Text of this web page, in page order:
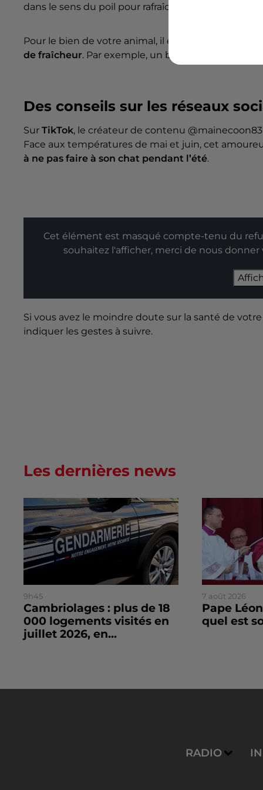
dans le sens du poil pour rafraîchir son corps.
Pour le bien de votre animal, il est
de fraîcheur. Par exemple, un bassin avec de
Des conseils sur les réseaux
Sur TikTok, le créateur de contenu
Face aux températures de mai et juin, cet
à ne pas faire à son chat pendant l’été.
Cet élément est masqué compte-tenu du
souhaitez l'afficher, merci de nous
Si vous avez le moindre doute sur la santé de
indiquer les gestes à suivre.
Les dernières news
9h45
Cambriolages : plus de 18
000 logements visités en
juillet 2026, en...
7 août 2026
Pape
quel est
RADIO